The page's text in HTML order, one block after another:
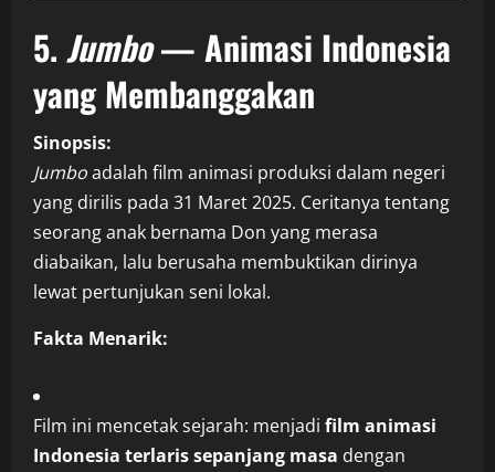
5. Jumbo— Animasi Indonesia
yang Membanggakan
Sinopsis:
Jumboadalah film animasi produksi dalam negeri
yang dirilis pada 31 Maret 2025. Ceritanya tentang
seorang anak bernama Don yang merasa
diabaikan, lalu berusaha membuktikan dirinya
lewat pertunjukan seni lokal.
Fakta Menarik:
Film ini mencetak sejarah: menjadi film animasi
Indonesia terlaris sepanjang masa dengan